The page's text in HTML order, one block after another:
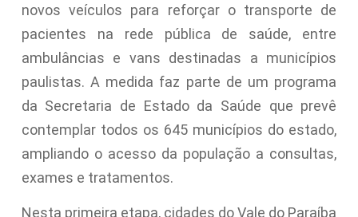
novos veículos para reforçar o transporte de
pacientes na rede pública de saúde, entre
ambulâncias e vans destinadas a municípios
paulistas. A medida faz parte de um programa
da Secretaria de Estado da Saúde que prevê
contemplar todos os 645 municípios do estado,
ampliando o acesso da população a consultas,
exames e tratamentos.
Nesta primeira etapa, cidades do Vale do Paraíba